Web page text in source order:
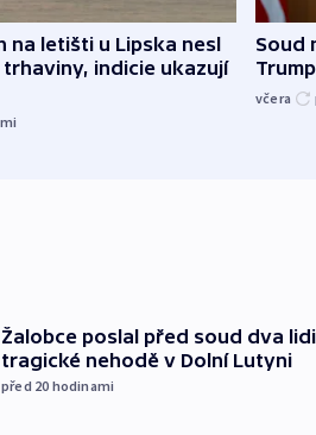
na letišti u Lipska nesl
indicie ukazují
Soud
včera
Žalobce poslal před soud dva
tragické nehodě v Dolní Lutyni
před 20 hodinami